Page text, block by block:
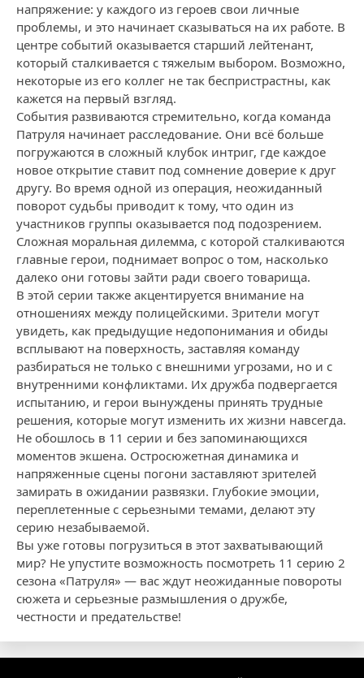
напряжение: у каждого из героев свои личные
проблемы, и это начинает сказываться на их работе. В
центре событий оказывается старший лейтенант,
который сталкивается с тяжелым выбором. Возможно,
некоторые из его коллег не так беспристрастны, как
кажется на первый взгляд.
События развиваются стремительно, когда команда
Патруля начинает расследование. Они всё больше
погружаются в сложный клубок интриг, где каждое
новое открытие ставит под сомнение доверие к друг
другу. Во время одной из операция, неожиданный
поворот судьбы приводит к тому, что один из
участников группы оказывается под подозрением.
Сложная моральная дилемма, с которой сталкиваются
главные герои, поднимает вопрос о том, насколько
далеко они готовы зайти ради своего товарища.
В этой серии также акцентируется внимание на
отношениях между полицейскими. Зрители могут
увидеть, как предыдущие недопонимания и обиды
всплывают на поверхность, заставляя команду
разбираться не только с внешними угрозами, но и с
внутренними конфликтами. Их дружба подвергается
испытанию, и герои вынуждены принять трудные
решения, которые могут изменить их жизни навсегда.
Не обошлось в 11 серии и без запоминающихся
моментов экшена. Остросюжетная динамика и
напряженные сцены погони заставляют зрителей
замирать в ожидании развязки. Глубокие эмоции,
переплетенные с серьезными темами, делают эту
серию незабываемой.
Вы уже готовы погрузиться в этот захватывающий
мир? Не упустите возможность посмотреть 11 серию 2
сезона «Патруля» — вас ждут неожиданные повороты
сюжета и серьезные размышления о дружбе,
честности и предательстве!